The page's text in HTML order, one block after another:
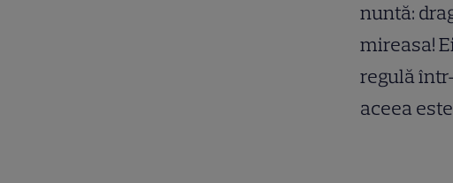
nuntă:
mireasa!
regulă
aceea